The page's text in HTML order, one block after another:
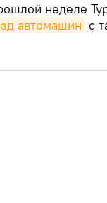
неделе
автомашин с